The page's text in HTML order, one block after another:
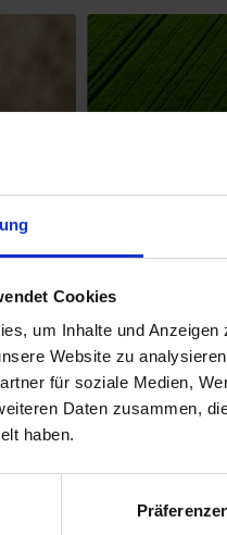
Cookies
um Inhalte und
Website zu
für soziale Medien,
Daten zusammen,
haben.
dine
Planteavl
BAT Agrar
knowhow
indkøbe og
den seriøse